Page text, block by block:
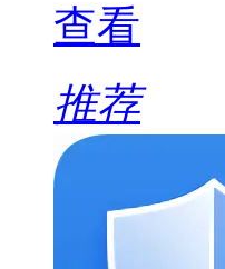
查看
推荐